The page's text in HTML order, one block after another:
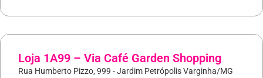
Loja 1A99 – Via Café Garden Shopping
Rua Humberto Pizzo, 999 - Jardim Petrópolis Varginha/MG